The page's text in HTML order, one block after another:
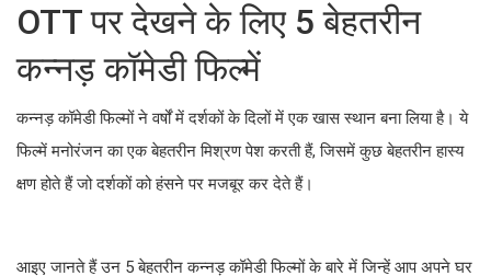
OTT पर देखने के लिए 5 बेहतरीन
कन्नड़ कॉमेडी फिल्में
कन्नड़ कॉमेडी फिल्मों ने वर्षों में दर्शकों के दिलों में एक खास स्थान बना लिया है। ये
फिल्में मनोरंजन का एक बेहतरीन मिश्रण पेश करती हैं, जिसमें कुछ बेहतरीन हास्य
क्षण होते हैं जो दर्शकों को हंसने पर मजबूर कर देते हैं।
आइए जानते हैं उन 5 बेहतरीन कन्नड़ कॉमेडी फिल्मों के बारे में जिन्हें आप अपने घर